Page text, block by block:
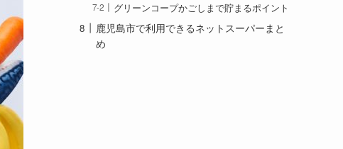
グリーンコープかごしまで貯まるポイント
鹿児島市で利用できるネットスーパーまと
め